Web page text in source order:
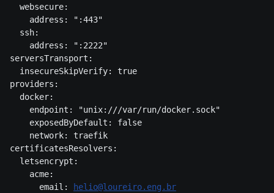
  websecure:
    address: ":443"
  ssh:
    address: ":2222"
serversTransport:
  insecureSkipVerify: true
providers:
  docker:
    endpoint: "unix:///var/run/docker.sock"
    exposedByDefault: false
    network: traefik
certificatesResolvers:
  letsencrypt:
    acme:
      email:
helio@loureiro.eng.br